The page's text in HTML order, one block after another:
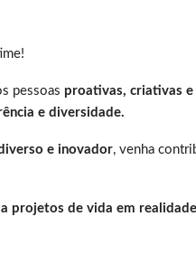
pessoas proativas, criativas
e diversidade.
e inovador, venha
projetos de vida em